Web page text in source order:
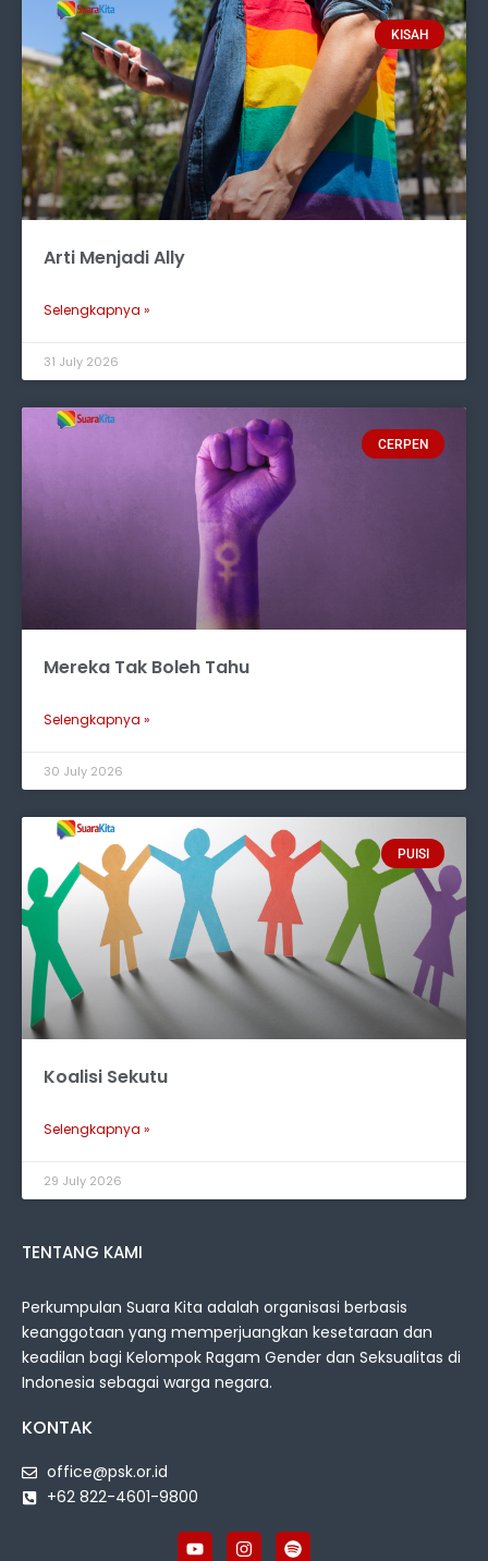
KISAH
Arti Menjadi Ally
Selengkapnya »
31 July 2026
CERPEN
Mereka Tak Boleh Tahu
Selengkapnya »
30 July 2026
PUISI
Koalisi Sekutu
Selengkapnya »
29 July 2026
TENTANG KAMI
Perkumpulan Suara Kita adalah organisasi berbasis
keanggotaan yang memperjuangkan kesetaraan dan
keadilan bagi Kelompok Ragam Gender dan Seksualitas di
Indonesia sebagai warga negara.
KONTAK
office@psk.or.id
+62 822-4601-9800